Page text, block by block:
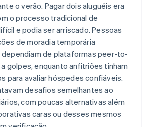
o verão. Pagar dois aluguéis era
o processo tradicional de
e podia ser arriscado. Pessoas
de moradia temporária
de plataformas peer-to-
golpes, enquanto anfitriões tinham
para avaliar hóspedes confiáveis.
desafios semelhantes ao
com poucas alternativas além
caras ou desses mesmos